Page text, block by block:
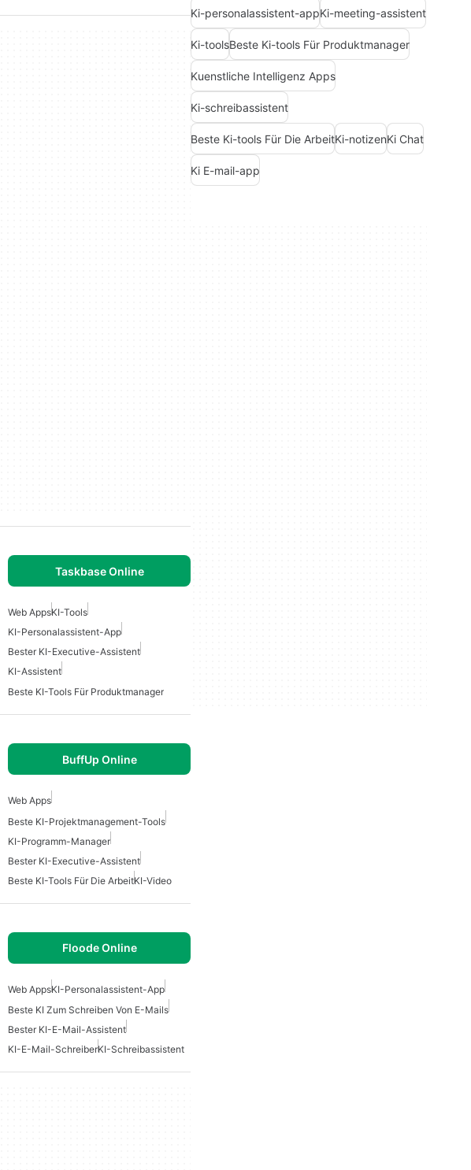
Taskbase Online
Web AppsKI-Tools
KI-Personalassistent-App
Bester KI-Executive-Assistent
KI-Assistent
Beste KI-Tools Für Produktmanager
BuffUp Online
Web Apps
Beste KI-Projektmanagement-Tools
KI-Programm-Manager
Bester KI-Executive-Assistent
Beste KI-Tools Für Die ArbeitKI-Video
Floode Online
Web AppsKI-Personalassistent-App
Beste KI Zum Schreiben Von E-Mails
Bester KI-E-Mail-Assistent
KI-E-Mail-SchreiberKI-Schreibassistent
Ki-personalassistent-appKi-meeting-assistent
Ki-toolsBeste Ki-tools Für Produktmanager
Kuenstliche Intelligenz Apps
Ki-schreibassistent
Beste Ki-tools Für Die ArbeitKi-notizenKi Chat
Ki E-mail-app